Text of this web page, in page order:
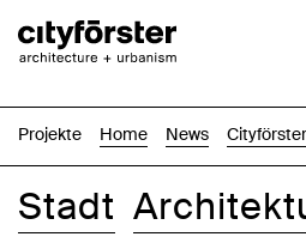
Projekte Home News Cityförster
Stadt